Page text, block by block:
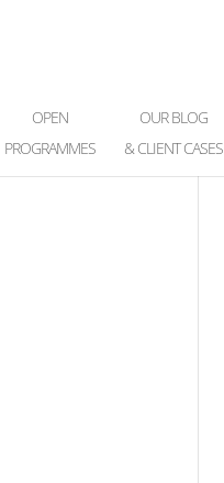
OPEN
PROGRAMMES
OUR BLOG
& CLIENT CASES